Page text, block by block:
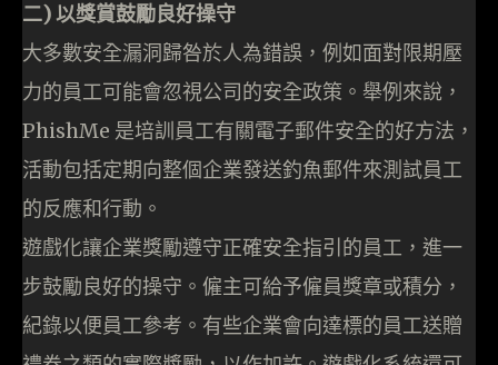
二) 以獎賞鼓勵良好操守
大多數安全漏洞歸咎於人為錯誤，例如面對限期壓
力的員工可能會忽視公司的安全政策。舉例來說，
PhishMe 是培訓員工有關電子郵件安全的好方法，
活動包括定期向整個企業發送釣魚郵件來測試員工
的反應和行動。
遊戲化讓企業獎勵遵守正確安全指引的員工，進一
步鼓勵良好的操守。僱主可給予僱員獎章或積分，
紀錄以便員工參考。有些企業會向達標的員工送贈